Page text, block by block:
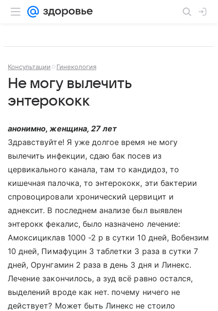
Консультации Гинекология
Не могу вылечить
энтерококк
анонимно, женщина, 27 лет
Здравствуйте! Я уже долгое время не могу
вылечить инфекции, сдаю бак посев из
цервикального канала, там то кандидоз, то
кишечная палочка, то энтерококк, эти бактерии
спровоцировали хронический цервицит и
аднексит. В последнем анализе был выявлен
энтерокк фекалис, было назначено лечение:
Амоксициклав 1000 -2 р в сутки 10 дней, Вобензим
10 дней, Пимафуцин 3 таблетки 3 раза в сутки 7
дней, Орунгамин 2 раза в день 3 дня и Линекс.
Лечение закончилось, а зуд всё равно остался,
выделений вроде как нет. почему ничего не
действует? Может быть Линекс не стоило